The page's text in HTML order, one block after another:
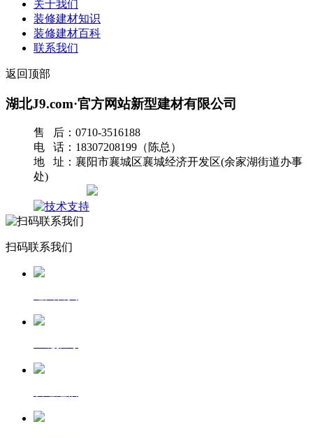
关于我们
装修建材知识
装修建材百科
联系我们
返回顶部
湖北J9.com·官方网站新型建材有限公司
售 后：0710-3516188
电 话：18307208199（陈总）
地 址：襄阳市襄城区襄城经济开发区(余家湖街道办事
处)
扫码联系我们